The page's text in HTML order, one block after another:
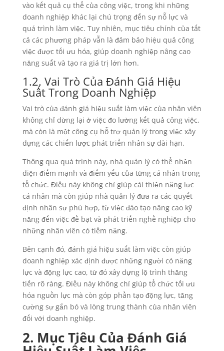
vào kết quả cụ thể của công việc, trong khi những
doanh nghiệp khác lại chú trọng đến sự nỗ lực và
quá trình làm việc. Tuy nhiên, mục tiêu chính của tất
cả các phương pháp vẫn là đảm bảo hiệu quả công
việc được tối ưu hóa, giúp doanh nghiệp nâng cao
năng suất và tạo ra giá trị lớn hơn.
1.2. Vai Trò Của Đánh Giá Hiệu
Suất Trong Doanh Nghiệp
Vai trò của đánh giá hiệu suất làm việc của nhân viên
không chỉ dừng lại ở việc đo lường kết quả công việc,
mà còn là một công cụ hỗ trợ quản lý trong việc xây
dựng các chiến lược phát triển nhân sự dài hạn.
Thông qua quá trình này, nhà quản lý có thể nhận
diện điểm mạnh và điểm yếu của từng cá nhân trong
tổ chức. Điều này không chỉ giúp cải thiện năng lực
cá nhân mà còn giúp nhà quản lý đưa ra các quyết
định nhân sự phù hợp, từ việc đào tạo nâng cao kỹ
năng đến việc đề bạt và phát triển nghề nghiệp cho
những nhân viên có tiềm năng.
Bên cạnh đó, đánh giá hiệu suất làm việc còn giúp
doanh nghiệp xác định được những người có năng
lực và động lực cao, từ đó xây dựng lộ trình thăng
tiến rõ ràng. Điều này không chỉ giúp tổ chức tối ưu
hóa nguồn lực mà còn góp phần tạo động lực, tăng
cường sự gắn bó và lòng trung thành của nhân viên
đối với doanh nghiệp.
2. Mục Tiêu Của Đánh Giá